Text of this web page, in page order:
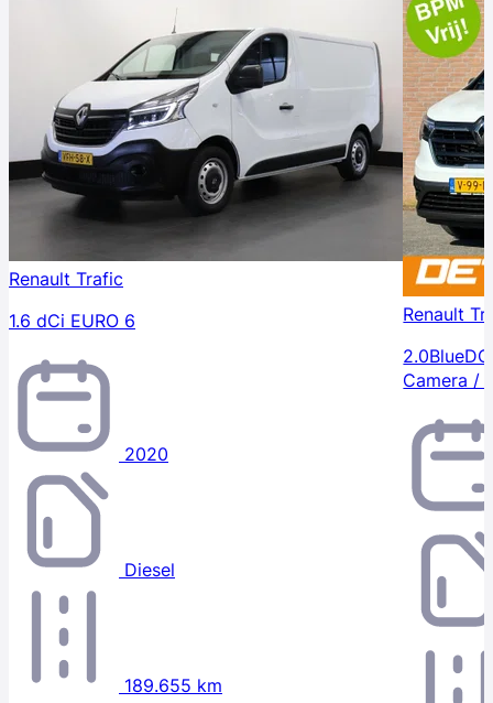
Renault Trafic
1.6 dCi EURO 6
2020
Diesel
189.655 km
Renault
Camera /